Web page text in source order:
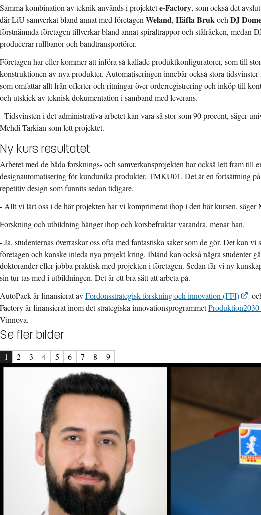
Samma kombination av teknik används i projektete-Factory, som också det
där LiU samverkat bland annat med företagen Weland, Häfla Brukoch DJ
förstnämnda företagen tillverkar bland annat spiraltrappor och stålräcken, medan
producerar rullbanor och bandtransportörer.
Företagen har eller kommer att införa så kallade produktkonfiguratorer, som till
konstruktionen av nya produkter. Automatiseringen innebär också stora tidsvinster
som omfattar allt från offerter och ritningar över orderregistrering och inköp till
och utskick av teknisk dokumentation i samband med leverans.
- Tidsvinsten i det administrativa arbetet kan vara så stor som 90 procent, säger
Mehdi Tarkian som lett projektet.
Ny kurs resultatet
Arbetet med de båda forsknings- och samverkansprojekten har också lett fram till
designautomatisering för kundunika produkter, TMKU01. Det är en fortsättning
repetitiv design som funnits sedan tidigare.
- Allt vi lärt oss i de här projekten har vi komprimerat ihop i den här kursen, säger
Forskning och utbildning hänger ihop och korsbefruktar varandra, menar han.
- Ja, studenternas överraskar oss ofta med fantastiska saker som de gör. Det kan vi
företagen och kanske inleda nya projekt kring. Ibland kan också några studenter
doktorander eller jobba praktisk med projekten i företagen. Sedan får vi ny
sin tur tas med i utbildningen. Det är ett bra sätt att arbeta på.
AutoPack är finansierat avFordonsstrategisk forskning och innovation (FFI)
Factory är finansierat inom det strategiska innovationsprogrammetProduktion2030
Vinnova.
Se fler bilder
1 2 3 4 5 6 7 8 9